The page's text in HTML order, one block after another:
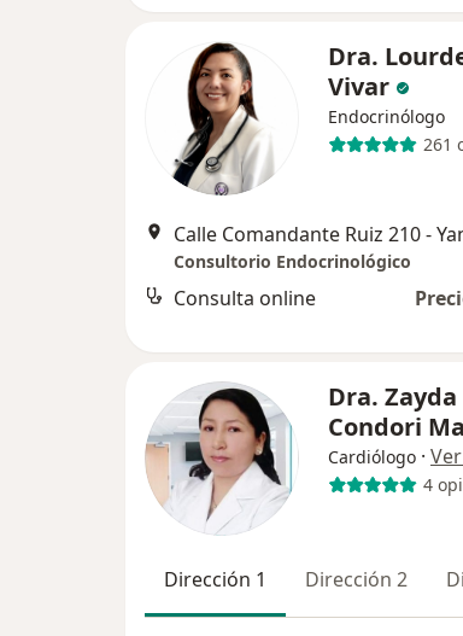
Dra.
Vivar
Endocrinólogo
261
Consultorio Endocrinológico
Consulta online
Dra.
Condori
Cardiólogo ·
4
Dirección 1 Dirección 2